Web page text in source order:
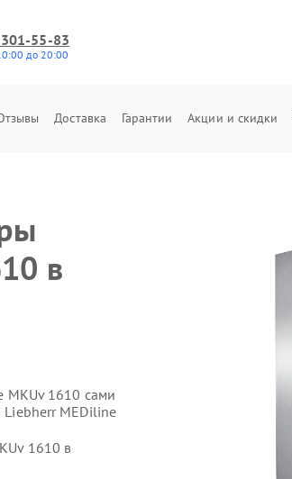
55-83
до 20:00
Доставка Гарантии Акции и скидки
в
MKUv 1610 сами
Liebherr MEDiline
1610 в